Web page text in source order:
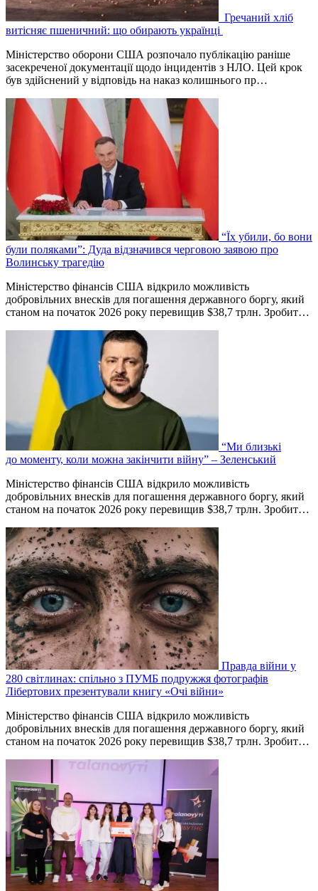
Гречаний хліб
витісняє пшеничний: що обирають українці
Міністерство оборони США розпочало публікацію раніше
засекреченої документації щодо інцидентів з НЛО. Цей крок
був здійснений у відповідь на наказ колишнього пр…
“Їх убили, бо вони
були поляками”: Дуда відзначився черговою заявою про
Волинську трагедію
Міністерство фінансів США відкрило можливість
добровільних внесків для погашення державного боргу, який
станом на початок 2026 року перевищив $38,7 трлн. Зробит…
“Ми близькі
до моменту, коли можна закінчити війну” – Зеленський
Міністерство фінансів США відкрило можливість
добровільних внесків для погашення державного боргу, який
станом на початок 2026 року перевищив $38,7 трлн. Зробит…
Правда війни у
280 світлинах: спільно з ПУМБ подружжя фотографів
Лібертових презентували книгу «Очі війни»
Міністерство фінансів США відкрило можливість
добровільних внесків для погашення державного боргу, який
станом на початок 2026 року перевищив $38,7 трлн. Зробит…